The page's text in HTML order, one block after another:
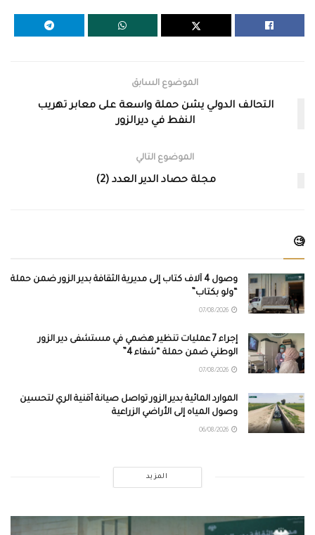
الموضوع السابق
التحالف الدولي يشن حملة واسعة على معابر تهريب
النفط في ديرالزور
الموضوع التالي
مجلة حصاد الدير العدد (2)
🧐
وصول 4 آلاف كتاب إلى مديرية الثقافة بدير الزور ضمن حملة
“ولو بكتاب”
إجراء 7 عمليات تنظير هضمي في مستشفى دير الزور
الوطني ضمن حملة “شفاء 4”
الموارد المائية بدير الزور تواصل صيانة أقنية الري لتحسين
وصول المياه إلى الأراضي الزراعية
المزيد